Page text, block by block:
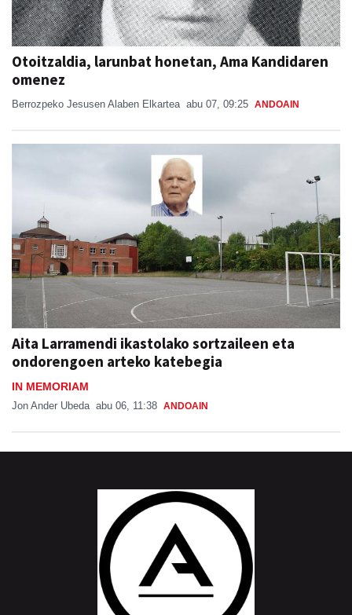
Otoitzaldia, larunbat honetan, Ama Kandidaren
omenez
Berrozpeko Jesusen Alaben Elkartea abu 07, 09:25 ANDOAIN
Aita Larramendi ikastolako sortzaileen eta
ondorengoen arteko katebegia
IN MEMORIAM
Jon Ander Ubeda abu 06, 11:38 ANDOAIN